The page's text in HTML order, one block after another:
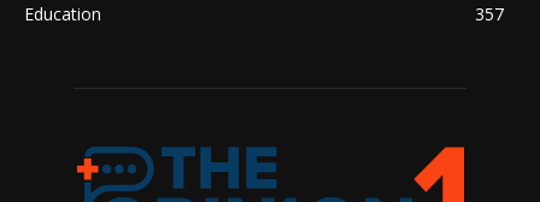
Education
357